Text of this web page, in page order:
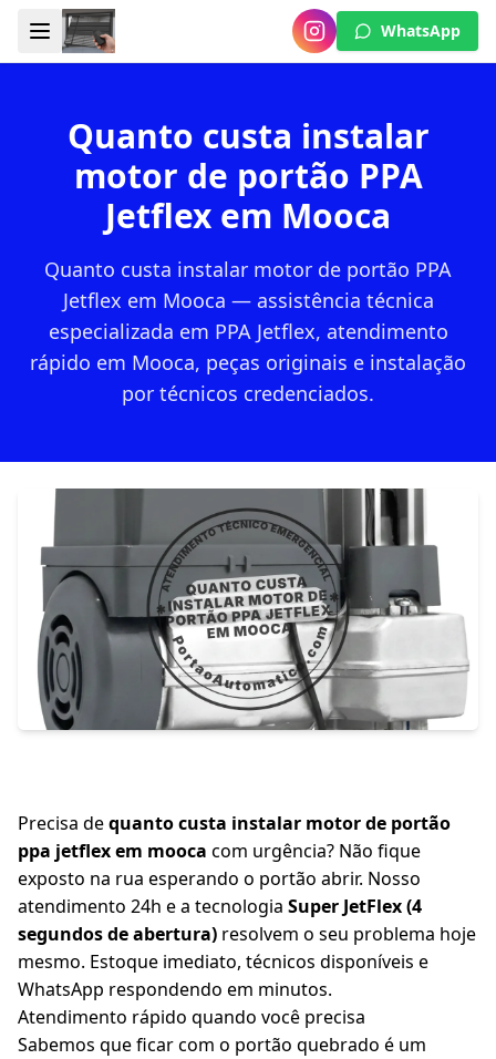
WhatsApp
Quanto custa instalar
motor de portão PPA
Jetflex em Mooca
Quanto custa instalar motor de portão PPA
Jetflex em Mooca — assistência técnica
especializada em PPA Jetflex, atendimento
rápido em Mooca, peças originais e instalação
por técnicos credenciados.
Precisa dequanto custa instalar motor de portão
ppa jetflex em mooca com urgência? Não fique
exposto na rua esperando o portão abrir. Nosso
atendimento 24h e a tecnologia Super JetFlex (4
segundos de abertura) resolvem o seu problema hoje
mesmo. Estoque imediato, técnicos disponíveis e
WhatsApp respondendo em minutos.
Atendimento rápido quando você precisa
Sabemos que ficar com o portão quebrado é um